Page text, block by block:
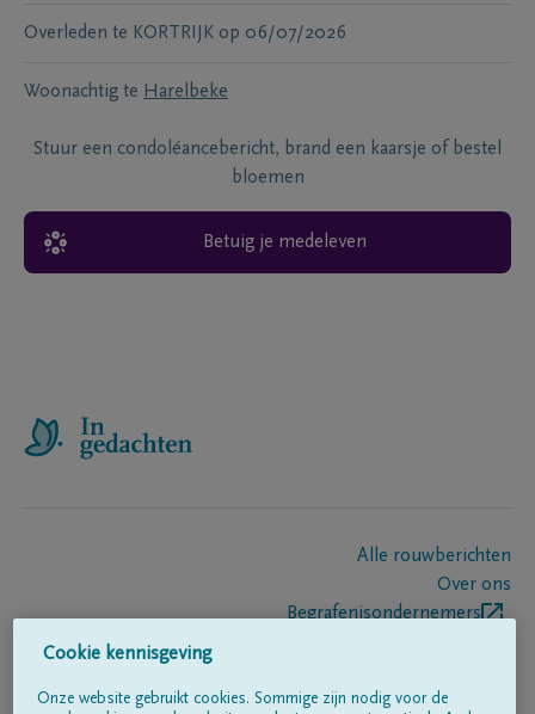
Overleden te KORTRIJK op 06/07/2026
Woonachtig te Harelbeke
Stuur een condoléancebericht, brand een kaarsje of bestel
bloemen
Betuig je medeleven
Alle rouwberichten
Over ons
Begrafenisondernemers
Cookie kennisgeving
Onze website gebruikt cookies. Sommige zijn nodig voor de